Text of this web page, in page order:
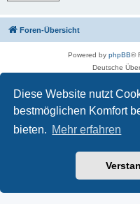
Diese Website nutzt
bestmöglichen Komfort
bieten. Mehr erfahren
Foren-Übersicht
Powered by phpBB®
Deutsche